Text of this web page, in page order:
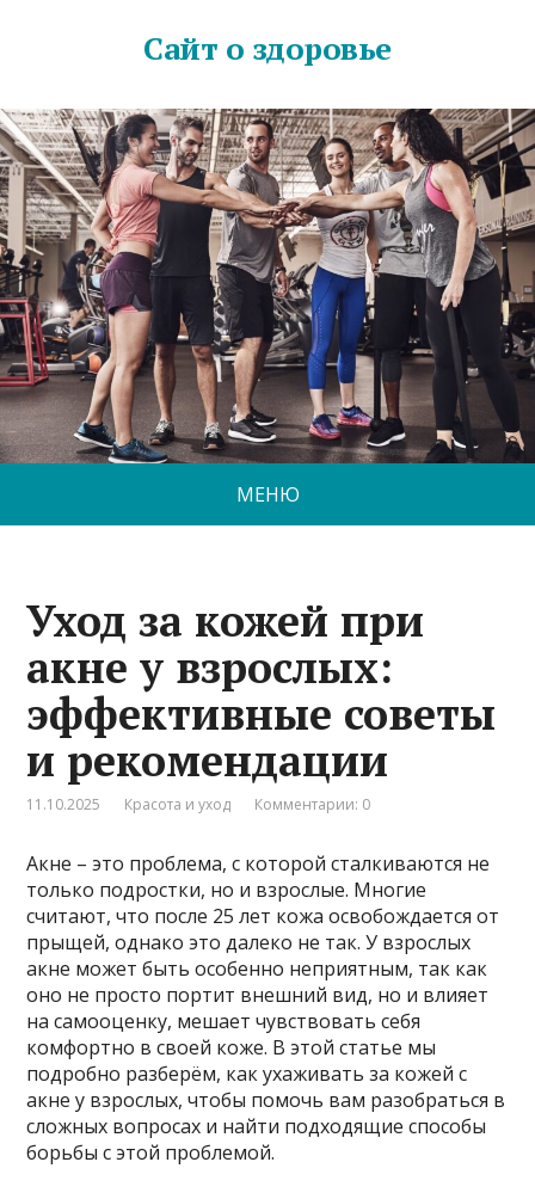
Сайт о здоровье
МЕНЮ
Уход за кожей при
акне у взрослых:
эффективные советы
и рекомендации
11.10.2025 Красота и уход Комментарии: 0
Акне – это проблема, с которой сталкиваются не
только подростки, но и взрослые. Многие
считают, что после 25 лет кожа освобождается от
прыщей, однако это далеко не так. У взрослых
акне может быть особенно неприятным, так как
оно не просто портит внешний вид, но и влияет
на самооценку, мешает чувствовать себя
комфортно в своей коже. В этой статье мы
подробно разберём, как ухаживать за кожей с
акне у взрослых, чтобы помочь вам разобраться в
сложных вопросах и найти подходящие способы
борьбы с этой проблемой.